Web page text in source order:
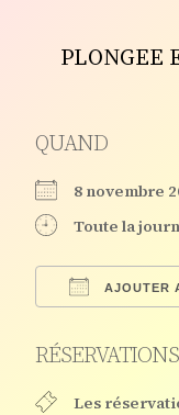
PLONGEE
QUAND
8 novembre
Toute la
AJOUTER
RÉSERVATIONS
Les